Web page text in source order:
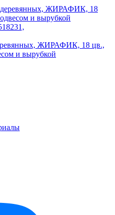
ЖИРАФИК, 18 цв.,
и вырубкой